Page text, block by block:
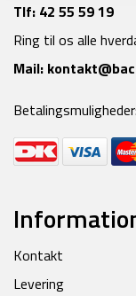
Tlf: 42 55 59 19
Ring til os alle
Mail:
Betalingsmuligheder:
Kontakt
Levering